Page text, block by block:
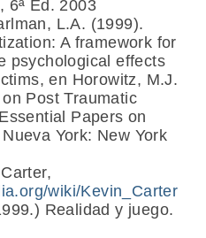
6ª Ed. 2003
L.A. (1999).
A framework for
psychological effects
en Horowitz, M.J.
Post Traumatic
Papers on
York: New York
wiki/Kevin_Carter
Realidad y juego.